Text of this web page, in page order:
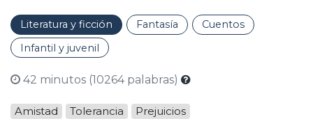
Literatura y ficción Fantasía
Cuentos
Infantil y juvenil
42 minutos (10264 palabras)
Amistad Tolerancia Prejuicios